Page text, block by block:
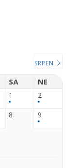
SRPEN
SA NE
1 2
8 9